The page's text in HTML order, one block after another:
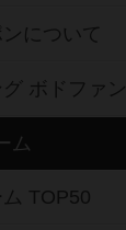
について
ボドファン
ム
TOP50